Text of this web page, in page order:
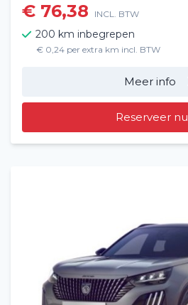
€ 76,38 INCL. BTW
200 km inbegrepen
€ 0,24 per extra km incl. BTW
Meer info
Reserveer nu